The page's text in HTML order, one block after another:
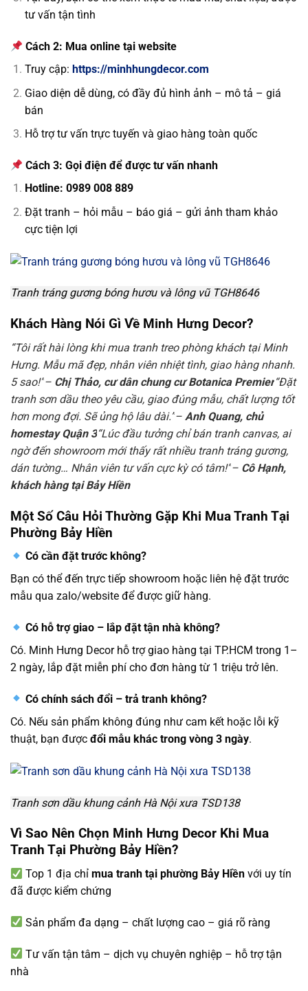
tư vấn tận tình
Cách 2: Mua online tại website
Truy cập: https://minhhungdecor.com
Giao diện dễ dùng, có đầy đủ hình ảnh – mô tả – giá
bán
Hỗ trợ tư vấn trực tuyến và giao hàng toàn quốc
Cách 3: Gọi điện để được tư vấn nhanh
Hotline: 0989 008 889
Đặt tranh – hỏi mẫu – báo giá – gửi ảnh tham khảo
cực tiện lợi
Tranh tráng gương bóng hươu và lông vũ TGH8646
Khách Hàng Nói Gì Về Minh Hưng Decor?
“Tôi rất hài lòng khi mua tranh treo phòng khách tại Minh
Hưng. Mẫu mã đẹp, nhân viên nhiệt tình, giao hàng nhanh.
5 sao!”– Chị Thảo, cư dân chung cư Botanica Premier“Đặt
tranh sơn dầu theo yêu cầu, giao đúng mẫu, chất lượng tốt
hơn mong đợi. Sẽ ủng hộ lâu dài.”– Anh Quang, chủ
homestay Quận 3“Lúc đầu tưởng chỉ bán tranh canvas, ai
ngờ đến showroom mới thấy rất nhiều tranh tráng gương,
dán tường… Nhân viên tư vấn cực kỳ có tâm!”– Cô Hạnh,
khách hàng tại Bảy Hiền
Một Số Câu Hỏi Thường Gặp Khi Mua Tranh Tại
Phường Bảy Hiền
Có cần đặt trước không?
Bạn có thể đến trực tiếp showroom hoặc liên hệ đặt trước
mẫu qua zalo/website để được giữ hàng.
Có hỗ trợ giao – lắp đặt tận nhà không?
Có. Minh Hưng Decor hỗ trợ giao hàng tại TP.HCM trong 1–
2 ngày, lắp đặt miễn phí cho đơn hàng từ 1 triệu trở lên.
Có chính sách đổi – trả tranh không?
Có. Nếu sản phẩm không đúng như cam kết hoặc lỗi kỹ
thuật, bạn được đổi mẫu khác trong vòng 3 ngày.
Tranh sơn dầu khung cảnh Hà Nội xưa TSD138
Vì Sao Nên Chọn Minh Hưng Decor Khi Mua
Tranh Tại Phường Bảy Hiền?
Top 1 địa chỉmua tranh tại phường Bảy Hiền với uy tín
đã được kiểm chứng
Sản phẩm đa dạng – chất lượng cao – giá rõ ràng
Tư vấn tận tâm – dịch vụ chuyên nghiệp – hỗ trợ tận
nhà